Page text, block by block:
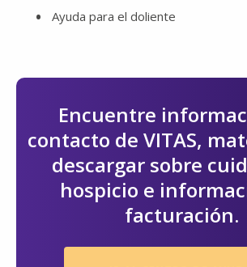
Ayuda para el doliente
Encuentre
contacto de VITAS,
descargar sobre
hospicio e
facturación.